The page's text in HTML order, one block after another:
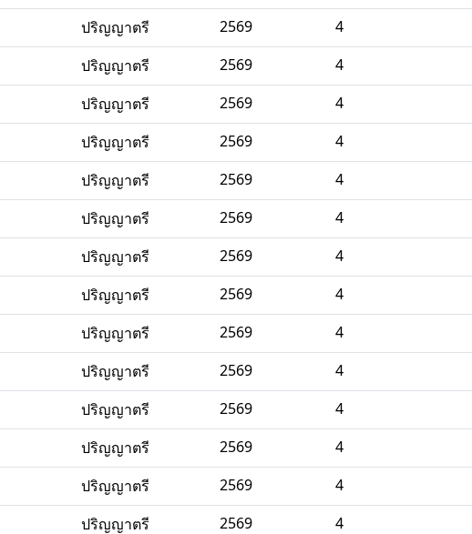
ปริญญาตรี 2569
4
ปริญญาตรี 2569
4
ปริญญาตรี 2569
4
ปริญญาตรี 2569
4
ปริญญาตรี 2569
4
ปริญญาตรี 2569
4
ปริญญาตรี 2569
4
ปริญญาตรี 2569
4
ปริญญาตรี 2569
4
ปริญญาตรี 2569
4
ปริญญาตรี 2569
4
ปริญญาตรี 2569
4
ปริญญาตรี 2569
4
ปริญญาตรี 2569
4